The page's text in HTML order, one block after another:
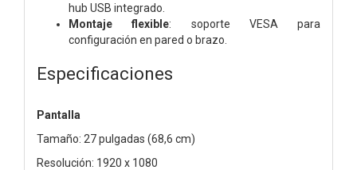
hub USB integrado.
Montaje flexible: soporte VESA para
configuración en pared o brazo.
Especificaciones
Pantalla
Tamaño: 27 pulgadas (68,6 cm)
Resolución: 1920 x 1080